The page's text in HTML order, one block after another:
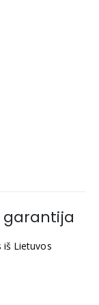
garantija
iš Lietuvos